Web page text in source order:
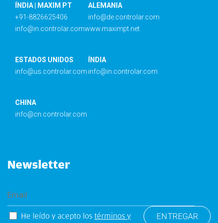
ÍNDIA | MAXIM PT
+91-8826625406
info@in.controlar.comwww.maximpt.net
ALEMANIA
info@de.controlar.com
ESTADOS UNIDOS
info@us.controlar.com
ÍNDIA
info@in.controlar.com
CHINA
info@cn.controlar.com
Newsletter
He leído y acepto los términos y